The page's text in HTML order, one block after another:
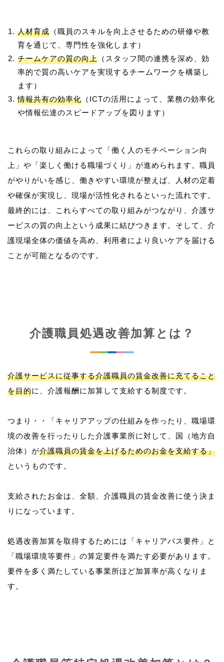
人材育成 （職員のスキルを向上させるための研修や教
育を通じて、専門性を強化します）
チームケアの質の向上 （スタッフ間の連携を深め、効
率的で質の高いケアを実現するチームワークを構築し
ます）
情報共有の効率化 （ICTの活用によって、業務の効率化
や情報伝達のスピードアップを図ります）
これらの取り組みによって「働く人のモチベーション向
上」や「楽しく働ける職場づくり」が進められます。職員
がやりがいを感じ、働きやすい環境が整えば、人材の定着
や確保が実現し、現場が活性化されるといった流れです。
最終的には、これらすべての取り組みがつながり、介護サ
ービスの質の向上という成果に結びつきます。そして、介
護現場全体の価値を高め、利用者により良いケアを届ける
介護職員処遇改善加算とは？
介護サービスに従事する介護職員の賃金改善に充てること
を目的に、介護報酬に加算して支給する制度です。
つまり・・「キャリアアップの仕組みを作ったり、職場環
境の改善を行ったりした介護事業所に対して、国（地方自
治体）が介護職員の賃金を上げるためのお金を支給する」
というものです。
支給されたお金は、全額、介護職員の賃金改善に使う決ま
りになっています。
処遇改善加算を取得するためには「キャリアパス要件」と
「職場環境等要件」の算定要件を満たす必要があります。
要件を多く満たしている事業所ほど加算率が高くなりま
す。